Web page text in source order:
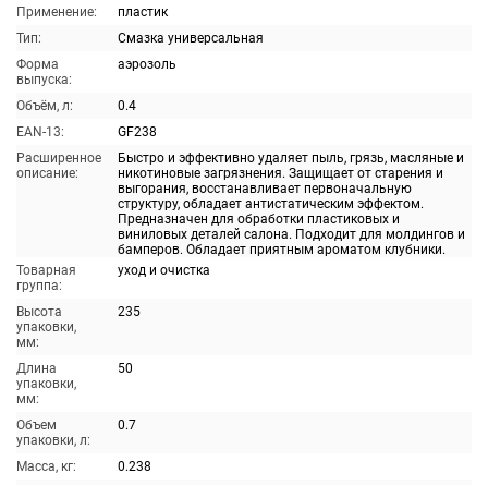
Применение:
пластик
Тип:
Смазка универсальная
Форма
выпуска:
аэрозоль
Объём, л:
0.4
EAN-13:
GF238
Расширенное
описание:
Быстро и эффективно удаляет пыль, грязь, масляные и
никотиновые загрязнения. Защищает от старения и
выгорания, восстанавливает первоначальную
структуру, обладает антистатическим эффектом.
Предназначен для обработки пластиковых и
виниловых деталей салона. Подходит для молдингов и
бамперов. Обладает приятным ароматом клубники.
Товарная
группа:
уход и очистка
Высота
упаковки,
мм:
235
Длина
упаковки,
мм:
50
Объем
упаковки, л:
0.7
Масса, кг:
0.238